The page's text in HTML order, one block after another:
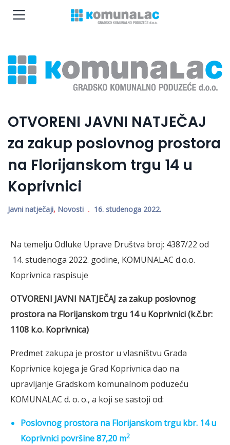
OTVORENI JAVNI NATJEČAJ
za zakup poslovnog prostora
na Florijanskom trgu 14 u
Koprivnici
Javni natječaji, Novosti 16. studenoga 2022.
Na temelju Odluke Uprave Društva broj: 4387/22 od
14. studenoga 2022. godine, KOMUNALAC d.o.o.
Koprivnica raspisuje
OTVORENI JAVNI NATJEČAJ za zakup poslovnog
prostora na Florijanskom trgu 14 u Koprivnici(k.č.br:
1108 k.o. Koprivnica)
Predmet zakupa je prostor u vlasništvu Grada
Koprivnice kojega je Grad Koprivnica dao na
upravljanje Gradskom komunalnom poduzeću
KOMUNALAC d. o. o., a koji se sastoji od:
Poslovnog prostora na Florijanskom trgu kbr. 14 u
Koprivnici površine 87,20 m2